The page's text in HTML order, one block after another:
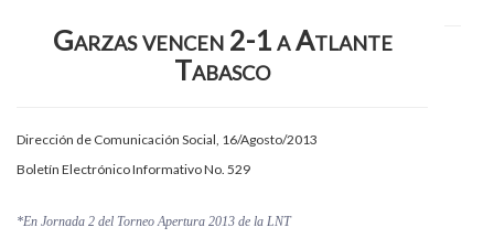
Patronato
Publicaciones en línea
Acreditación Internacional
Alumnado
Garzas vencen 2-1 a Atlante
Tabasco
Dirección de Comunicación Social, 16/Agosto/2013
Boletín Electrónico Informativo No. 529
*En Jornada 2 del Torneo Apertura 2013 de la LNT